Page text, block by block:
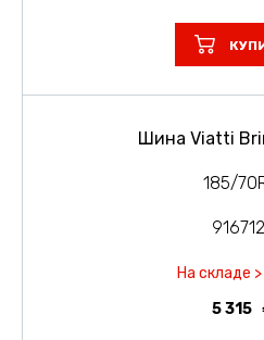
Шина Viatti
185/
На складе
5 315